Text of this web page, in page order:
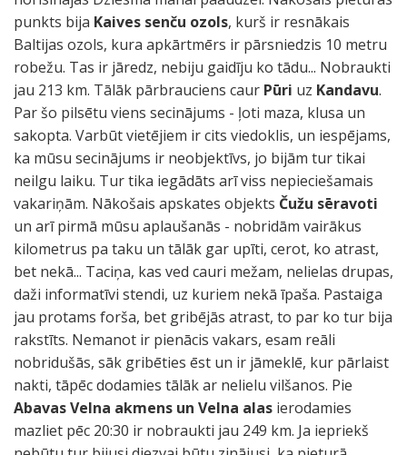
punkts bija Kaives senču ozols, kurš ir resnākais
Baltijas ozols, kura apkārtmērs ir pārsniedzis 10 metru
robežu. Tas ir jāredz, nebiju gaidīju ko tādu... Nobraukti
jau 213 km. Tālāk pārbrauciens caur Pūri uz Kandavu.
Par šo pilsētu viens secinājums - ļoti maza, klusa un
sakopta. Varbūt vietējiem ir cits viedoklis, un iespējams,
ka mūsu secinājums ir neobjektīvs, jo bijām tur tikai
neilgu laiku. Tur tika iegādāts arī viss nepieciešamais
vakariņām. Nākošais apskates objekts Čužu sēravoti
un arī pirmā mūsu aplaušanās - nobridām vairākus
kilometrus pa taku un tālāk gar upīti, cerot, ko atrast,
bet nekā... Taciņa, kas ved cauri mežam, nelielas drupas,
daži informatīvi stendi, uz kuriem nekā īpaša. Pastaiga
jau protams forša, bet gribējās atrast, to par ko tur bija
rakstīts. Nemanot ir pienācis vakars, esam reāli
nobridušās, sāk gribēties ēst un ir jāmeklē, kur pārlaist
nakti, tāpēc dodamies tālāk ar nelielu vilšanos. Pie
Abavas Velna akmens un Velna alas ierodamies
mazliet pēc 20:30 ir nobraukti jau 249 km. Ja iepriekš